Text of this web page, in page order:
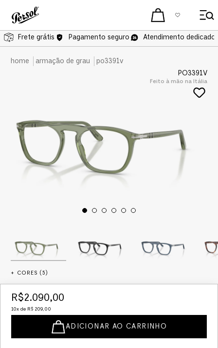
Frete grátis Pagamento seguro Atendimento dedicado
armação de grau
po3391v
PO3391V
Feito à mão na Itália
+ CORES (5)
R$2.090,00
10x de R$ 209,00
ADICIONAR AO CARRINHO